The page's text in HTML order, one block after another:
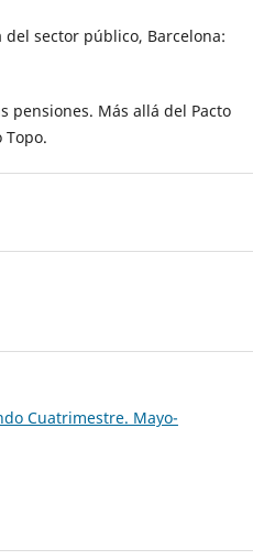
del sector público, Barcelona:
pensiones. Más allá del Pacto
Topo.
Cuatrimestre. Mayo-